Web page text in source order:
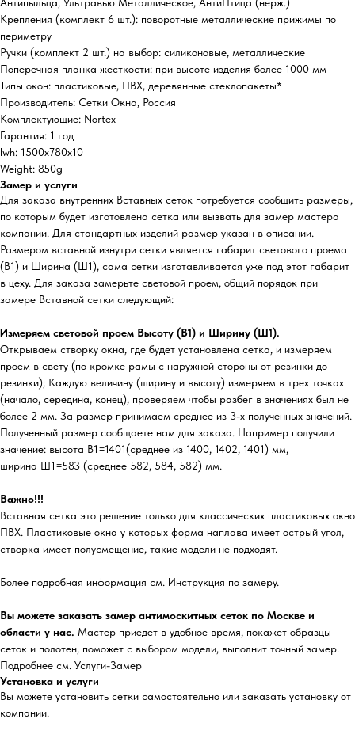
Крепления (комплект 6 шт.): поворотные металлические прижимы по
периметру
Ручки (комплект 2 шт.) на выбор: силиконовые, металлические
Поперечная планка жесткости: при высоте изделия более 1000 мм
Типы окон: пластиковые, ПВХ, деревянные стеклопакеты*
Производитель: Сетки Окна, Россия
Комплектующие: Nortex
Гарантия: 1 год
lwh: 1500x780x10
Weight: 850g
Замер и услуги
Для заказа внутренних Вставных сеток потребуется сообщить размеры,
по которым будет изготовлена сетка или вызвать для замер мастера
компании. Для стандартных изделий размер указан в описании.
Размером вставной изнутри сетки является габарит светового проема
(В1) и Ширина (Ш1), сама сетки изготавливается уже под этот габарит
в цеху. Для заказа замерьте световой проем, общий порядок при
замере Вставной сетки следующий:
Измеряем световой проем Высоту (В1) и Ширину (Ш1).
Открываем створку окна, где будет установлена сетка, и измеряем
проем в свету (по кромке рамы с наружной стороны от резинки до
резинки); Каждую величину (ширину и высоту) измеряем в трех точках
(начало, середина, конец), проверяем чтобы разбег в значениях был не
более 2 мм. За размер принимаем среднее из 3-х полученных значений.
Полученный размер сообщаете нам для заказа. Например получили
значение: высота В1=1401(среднее из 1400, 1402, 1401) мм,
ширина Ш1=583 (среднее 582, 584, 582) мм.
Важно!!!
Вставная сетка это решение только для классических пластиковых окно
ПВХ. Пластиковые окна у которых форма наплава имеет острый угол,
створка имеет полусмещение, такие модели не подходят.
Более подробная информация см. Инструкция по замеру.
Вы можете заказать замер антимоскитных сеток по Москве и
области у нас. Мастер приедет в удобное время, покажет образцы
сеток и полотен, поможет с выбором модели, выполнит точный замер.
Подробнее см. Услуги-Замер
Установка и услуги
Вы можете установить сетки самостоятельно или заказать установку от
компании.